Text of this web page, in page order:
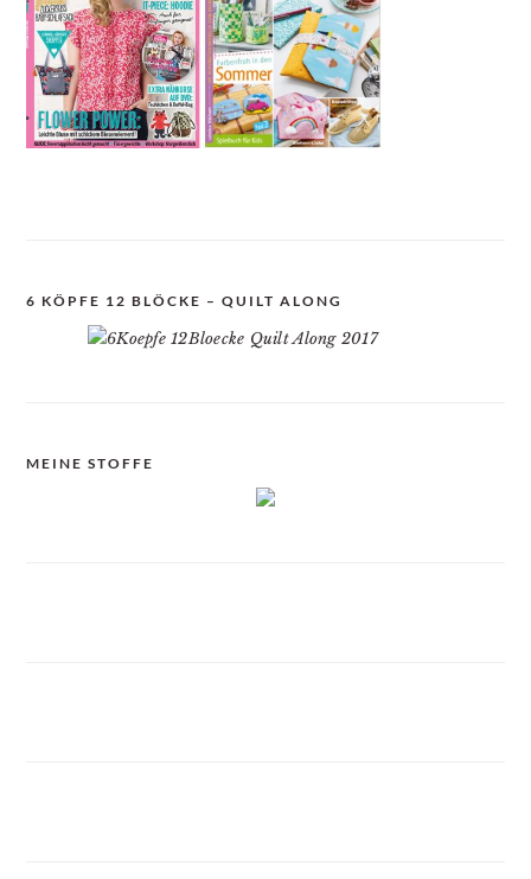
6 KÖPFE 12 BLÖCKE – QUILT ALONG
MEINE STOFFE